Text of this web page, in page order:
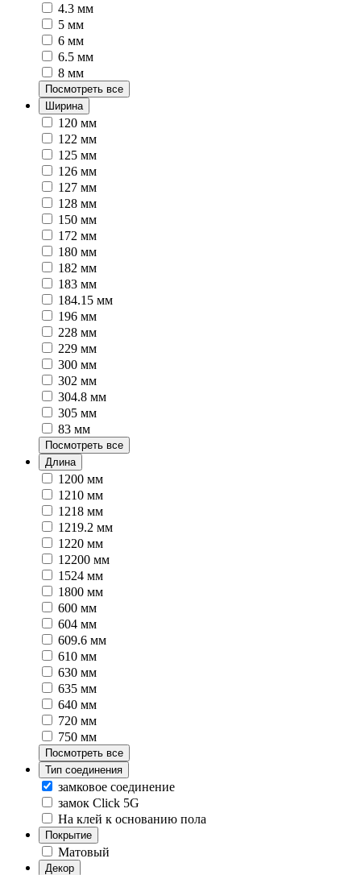
4.3 мм
5 мм
6 мм
6.5 мм
8 мм
Посмотреть все
Ширина
120 мм
122 мм
125 мм
126 мм
127 мм
128 мм
150 мм
172 мм
180 мм
182 мм
183 мм
184.15 мм
196 мм
228 мм
229 мм
300 мм
302 мм
304.8 мм
305 мм
83 мм
Посмотреть все
Длина
1200 мм
1210 мм
1218 мм
1219.2 мм
1220 мм
12200 мм
1524 мм
1800 мм
600 мм
604 мм
609.6 мм
610 мм
630 мм
635 мм
640 мм
720 мм
750 мм
Посмотреть все
Тип соединения
замковое соединение
замок Click 5G
На клей к основанию пола
Покрытие
Матовый
Декор